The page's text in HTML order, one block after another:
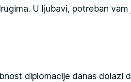
U ljubavi, potreban vam
diplomacije danas dolazi